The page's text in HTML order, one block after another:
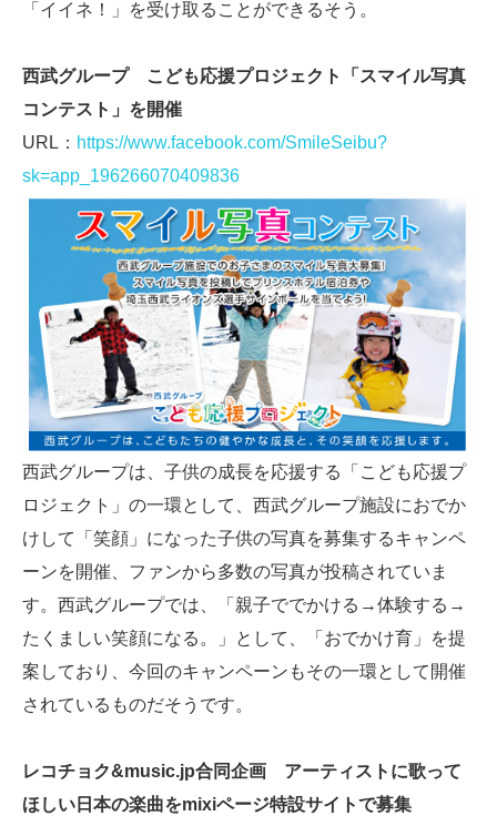
「イイネ！」を受け取ることができるそう。
西武グループ こども応援プロジェクト「スマイル写真
コンテスト」を開催
URL： https://www.facebook.com/SmileSeibu?
sk=app_196266070409836
西武グループは、子供の成長を応援する「こども応援プ
ロジェクト」の一環として、西武グループ施設におでか
けして「笑顔」になった子供の写真を募集するキャンペ
ーンを開催、ファンから多数の写真が投稿されていま
す。西武グループでは、「親子ででかける→体験する→
たくましい笑顔になる。」として、「おでかけ育」を提
案しており、今回のキャンペーンもその一環として開催
されているものだそうです。
レコチョク&music.jp合同企画 アーティストに歌って
ほしい日本の楽曲をmixiページ特設サイトで募集